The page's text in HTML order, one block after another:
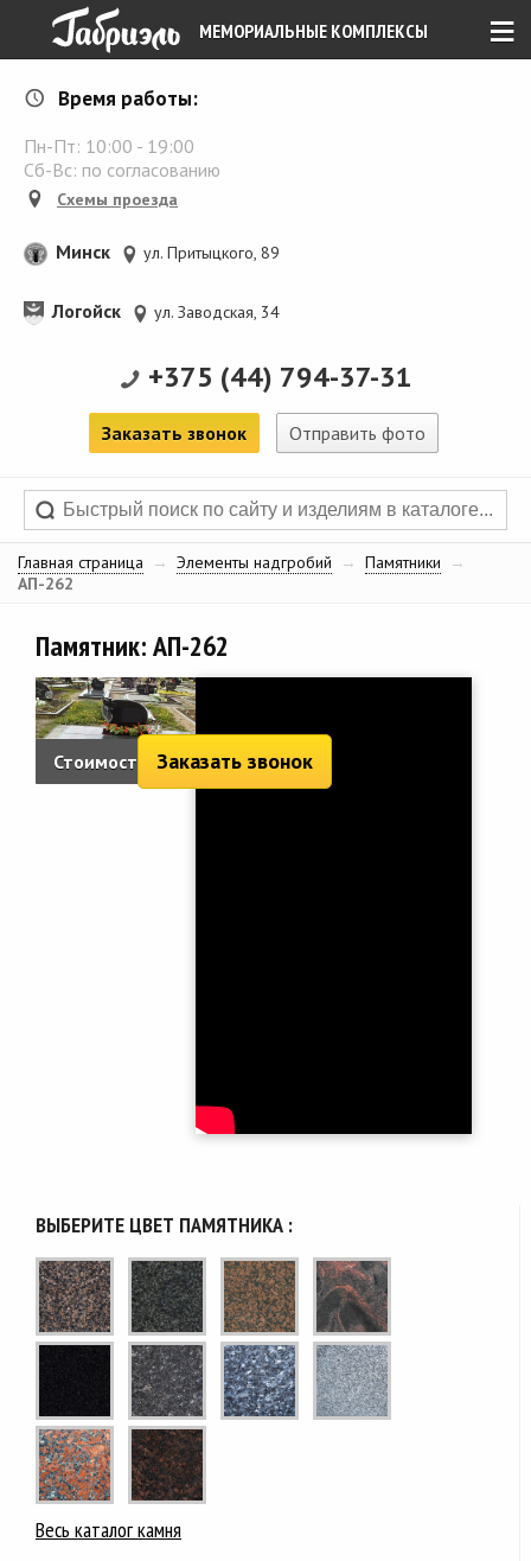
≡
МЕМОРИАЛЬНЫЕ КОМПЛЕКСЫ
Время работы:
Пн-Пт: 10:00 - 19:00
Сб-Вс: по согласованию
Схемы проезда
Минск ул. Притыцкого, 89
Логойск ул. Заводская, 34
+375 (44) 794-37-31
Заказать звонок Отправить фото
Главная страница → Элементы надгробий → Памятники
→
АП-262
Памятник: АП-262
Стоимость: 1 913 руб.
Заказать звонок
ВЫБЕРИТЕ ЦВЕТ ПАМЯТНИКА :
Весь каталог камня